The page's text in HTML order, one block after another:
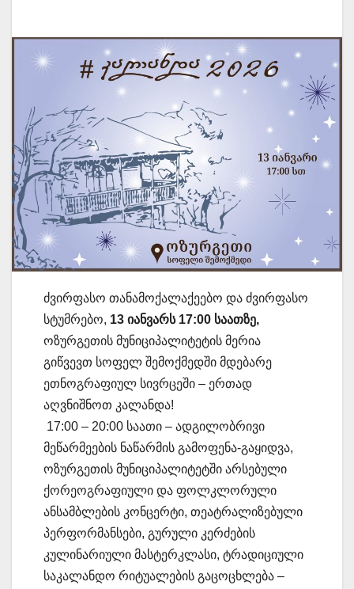
ძვირფასო თანამოქალაქეებო და ძვირფასო
სტუმრებო, 13 იანვარს 17:00 საათზე,
ოზურგეთის მუნიციპალიტეტის მერია
გიწვევთ სოფელ შემოქმედში მდებარე
ეთნოგრაფიულ სივრცეში – ერთად
აღვნიშნოთ კალანდა!
17:00 – 20:00 საათი – ადგილობრივი
მეწარმეების ნაწარმის გამოფენა-გაყიდვა,
ოზურგეთის მუნიციპალიტეტში არსებული
ქორეოგრაფიული და ფოლკლორული
ანსამბლების კონცერტი, თეატრალიზებული
პერფორმანსები, გურული კერძების
კულინარიული მასტერკლასი, ტრადიციული
საკალანდო რიტუალების გაცოცხლება –